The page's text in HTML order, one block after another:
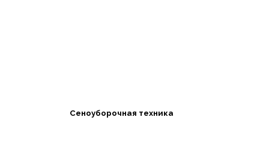
Сеноуборочная техника